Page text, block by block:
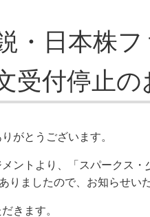
・日本株
受付停止
がとうございます。
ントより、「スパークス
ましたので、お知らせい
きます。